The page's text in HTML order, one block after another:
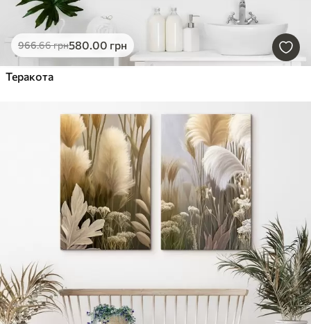
966.66грн580.00 грн
Теракота